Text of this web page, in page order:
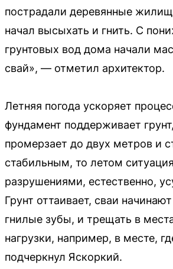
пострадали деревянные
начал высыхать и гнить. С
грунтовых вод дома начали
свай», — отметил архитектор.
Летняя погода ускоряет
фундамент поддерживает
промерзает до двух метров и
стабильным, то летом
разрушениями, естественно,
Грунт оттаивает, сваи
гнилые зубы, и трещать в
нагрузки, например, в месте,
подчеркнул Яскоркий.